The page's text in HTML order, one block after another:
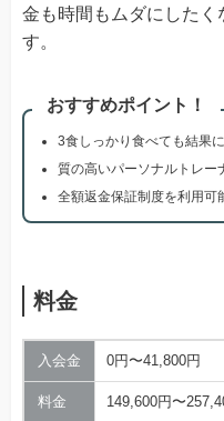
金も時間もムダにした
す。
おすすめポイント！
3食しっかり食べても結果
質の高いパーソナルトレー
全額返金保証制度を利用可
料金
入会金 0円〜41,800円
料金 149,600円〜